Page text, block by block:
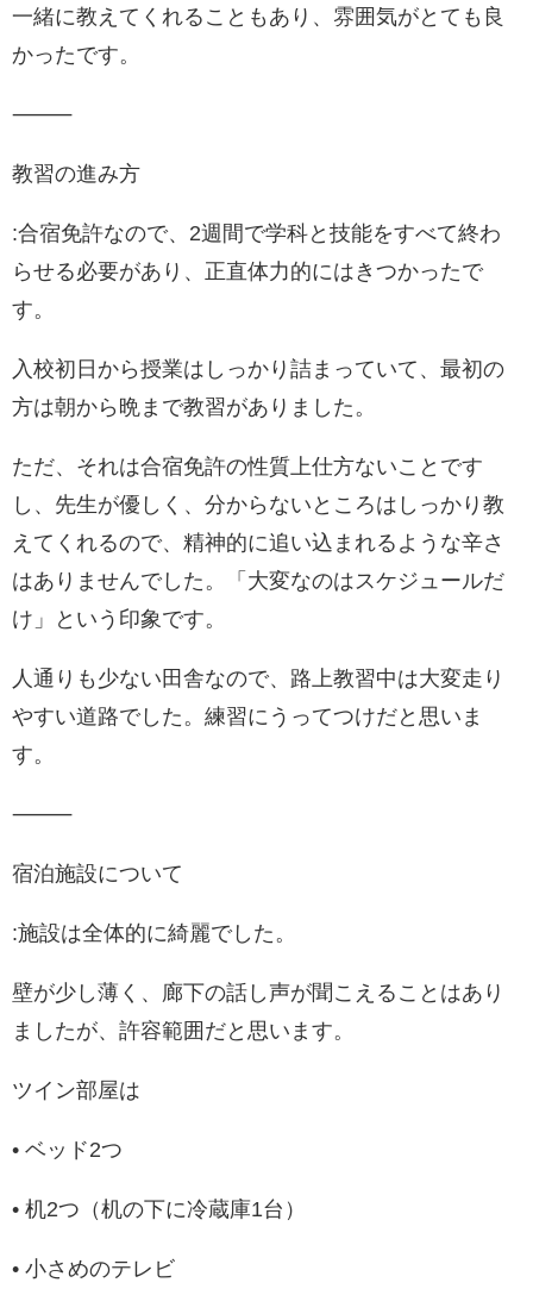
一緒に教えてくれることもあり、雰囲気がとても良
かったです。
⸻
教習の進み方
:合宿免許なので、2週間で学科と技能をすべて終わ
らせる必要があり、正直体力的にはきつかったで
す。
入校初日から授業はしっかり詰まっていて、最初の
方は朝から晩まで教習がありました。
ただ、それは合宿免許の性質上仕方ないことです
し、先生が優しく、分からないところはしっかり教
えてくれるので、精神的に追い込まれるような辛さ
はありませんでした。「大変なのはスケジュールだ
け」という印象です。
人通りも少ない田舎なので、路上教習中は大変走り
やすい道路でした。練習にうってつけだと思いま
す。
⸻
宿泊施設について
:施設は全体的に綺麗でした。
壁が少し薄く、廊下の話し声が聞こえることはあり
ましたが、許容範囲だと思います。
ツイン部屋は
• ベッド2つ
• 机2つ（机の下に冷蔵庫1台）
• 小さめのテレビ